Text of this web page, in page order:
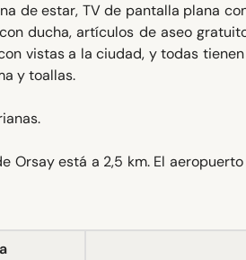
de estar, TV de pantalla plana
ducha, artículos de aseo
vistas a la ciudad, y todas
y toallas.
Orsay está a 2,5 km. El